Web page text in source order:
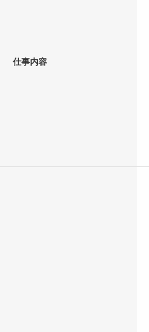
仕事内容